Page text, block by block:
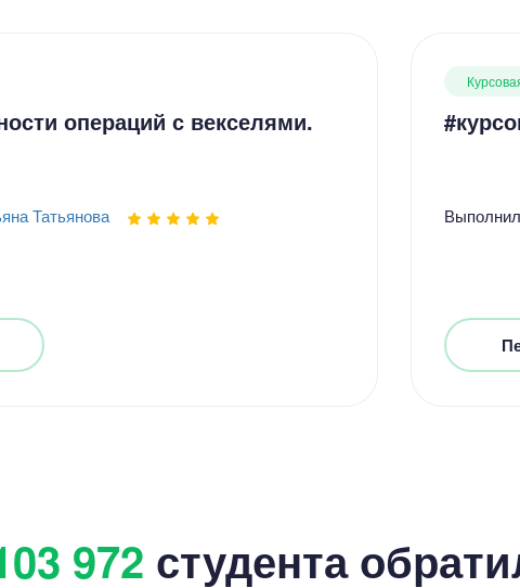
операций с векселями.
Татьянова Выполнил
972 студента